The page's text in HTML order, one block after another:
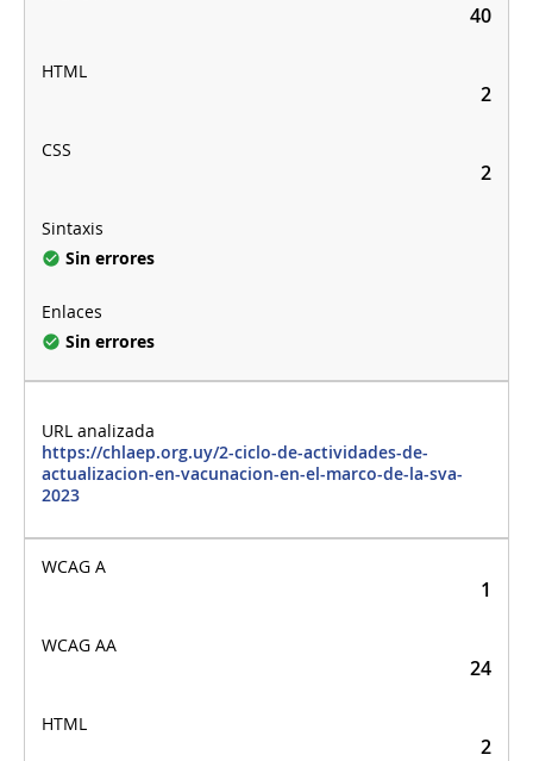
40
2
2
Sin errores
Sin errores
https://chlaep.org.uy/2-ciclo-de-actividades-de-
actualizacion-en-vacunacion-en-el-marco-de-la-sva-
2023
1
24
2